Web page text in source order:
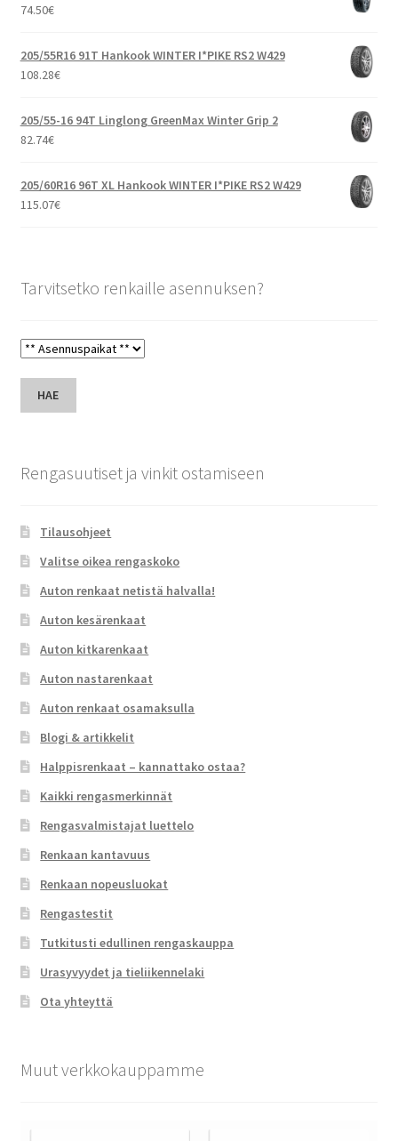
74.50€
205/55R16 91T Hankook WINTER I*PIKE RS2 W429
108.28€
205/55-16 94T Linglong GreenMax Winter Grip 2
82.74€
205/60R16 96T XL Hankook WINTER I*PIKE RS2 W429
115.07€
Tarvitsetko renkaille asennuksen?
HAE
Rengasuutiset ja vinkit ostamiseen
Tilausohjeet
Valitse oikea rengaskoko
Auton renkaat netistä halvalla!
Auton kesärenkaat
Auton kitkarenkaat
Auton nastarenkaat
Auton renkaat osamaksulla
Blogi & artikkelit
Halppisrenkaat – kannattako ostaa?
Kaikki rengasmerkinnät
Rengasvalmistajat luettelo
Renkaan kantavuus
Renkaan nopeusluokat
Rengastestit
Tutkitusti edullinen rengaskauppa
Urasyvyydet ja tieliikennelaki
Ota yhteyttä
Muut verkkokauppamme